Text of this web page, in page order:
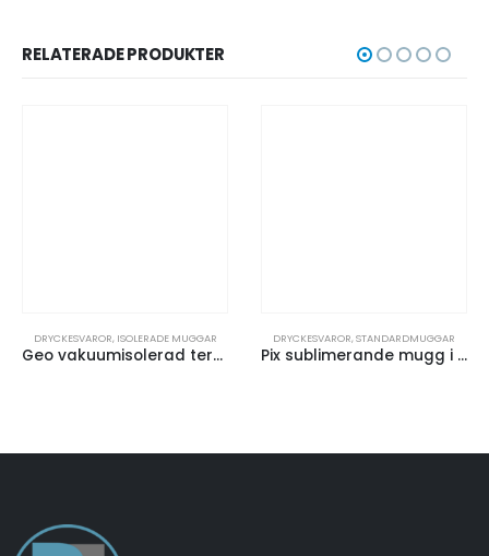
RELATERADE PRODUKTER
DRYCKESVAROR, ISOLERADE MUGGAR
Geo vakuumisolerad termosmugg
DRYCKESVAROR,STANDARDMUGGAR
Pix sublimerande mugg i färg